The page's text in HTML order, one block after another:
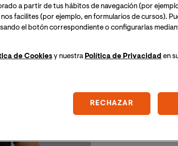
Manu
a partir de tus hábitos de navegación (por
facilites (por ejemplo, en formularios de cursos).
el botón correspondiente o configurarlas
de Cookiesy nuestra Política de Privacidad en
RECHAZAR